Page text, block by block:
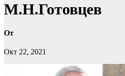
М.Н.Готовцев
От
Окт 22, 2021